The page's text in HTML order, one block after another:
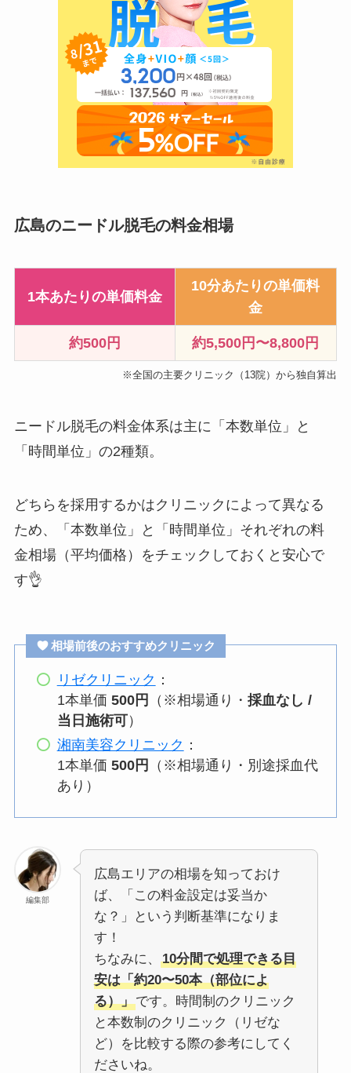
広島のニードル脱毛の料金相場
1本あたりの単価料金
10分あたりの単価料
金
約500円 約5,500円〜8,800円
※全国の主要クリニック（13院）から独自算出
ニードル脱毛の料金体系は主に「本数単位」と
「時間単位」の2種類。
どちらを採用するかはクリニックによって異なる
ため、「本数単位」と「時間単位」それぞれの料
金相場（平均価格）をチェックしておくと安心で
す👌
相場前後のおすすめクリニック
リゼクリニック ：
1本単価 500円 （※相場通り・ 採血なし /
当日施術可）
湘南美容クリニック ：
1本単価 500円
（※相場通り・別途採血代
あり）
編集部
広島エリアの相場を知っておけ
ば、「この料金設定は妥当か
な？」という判断基準になりま
す！
ちなみに、
10分間で処理できる目
安は「約20〜50本（部位によ
る）」です。時間制のクリニック
と本数制のクリニック（リゼな
ど）を比較する際の参考にしてく
ださいね。